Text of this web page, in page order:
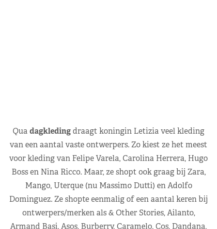
Quadagkledingdraagt koningin Letizia veel kleding
van een aantal vaste ontwerpers. Zo kiest ze het meest
voor kleding van Felipe Varela, Carolina Herrera, Hugo
Boss en Nina Ricco. Maar, ze shopt ook graag bij Zara,
Mango, Uterque (nu Massimo Dutti) en Adolfo
Dominguez. Ze shopte eenmalig of een aantal keren bij
ontwerpers/merken als & Other Stories, Ailanto,
Armand Basi, Asos, Burberry, Caramelo, Cos, Dandana,